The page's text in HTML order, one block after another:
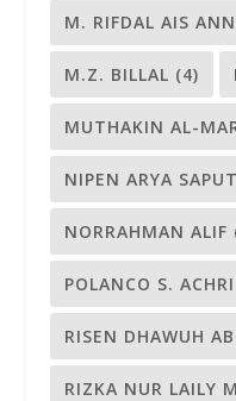
M. RIFDAL AIS
M.Z. BILLAL (4)
MUTHAKIN AL-
NIPEN ARYA
NORRAHMAN ALIF
POLANCO S. ACHRI
RISEN DHAWUH
RIZKA NUR LAILY